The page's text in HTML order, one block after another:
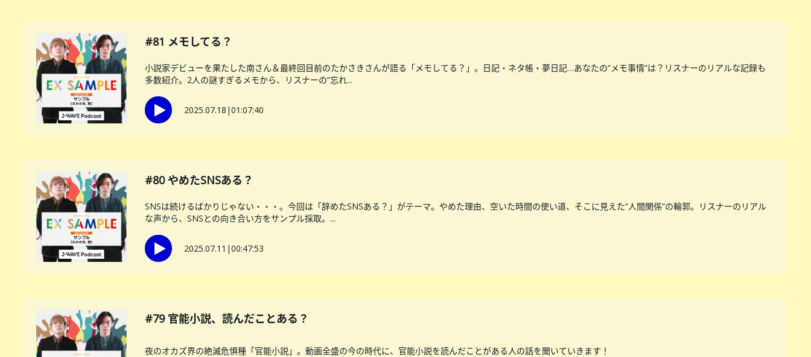
#81 メモしてる？
小説家デビューを果たした南さん＆最終回目前のたかさきさんが語る「メモしてる？」。日記・ネタ帳・夢日記…あなたの“メモ事情”は？リスナーのリアルな記録も
多数紹介。2人の謎すぎるメモから、リスナーの“忘れ...
2025.07.18 |01:07:40
#80 やめたSNSある？
SNSは続けるばかりじゃない・・・。今回は「辞めたSNSある？」がテーマ。やめた理由、空いた時間の使い道、そこに見えた“人間関係”の輪郭。リスナーのリアル
な声から、SNSとの向き合い方をサンプル採取。...
2025.07.11 |00:47:53
#79 官能小説、読んだことある？
夜のオカズ界の絶滅危惧種「官能小説」。動画全盛の今の時代に、官能小説を読んだことがある人の話を聞いていきます！